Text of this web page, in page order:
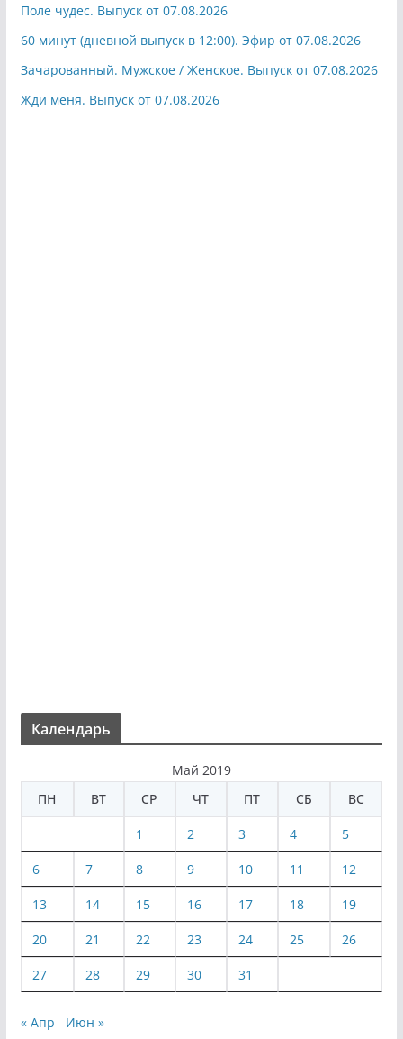
Поле чудес. Выпуск от 07.08.2026
60 минут (дневной выпуск в 12:00). Эфир от 07.08.2026
Зачарованный. Мужское / Женское. Выпуск от 07.08.2026
Жди меня. Выпуск от 07.08.2026
Календарь
Май 2019
ПН
ВТ СР ЧТ ПТ СБ ВС
1 2 3 4 5
6 7 8 9 10 11 12
13 14 15 16 17 18 19
20 21 22 23 24 25 26
27 28 29 30 31
« Апр Июн »